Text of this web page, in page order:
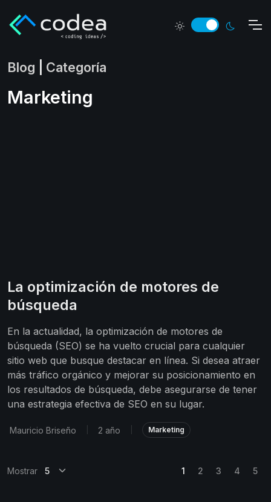
Blog Categoría
Marketing
La optimización de motores de
búsqueda
En la actualidad, la optimización de motores de
búsqueda (SEO) se ha vuelto crucial para cualquier
sitio web que busque destacar en línea. Si desea atraer
más tráfico orgánico y mejorar su posicionamiento en
los resultados de búsqueda, debe asegurarse de tener
una estrategia efectiva de SEO en su lugar.
Mauricio Briseño 2 año Marketing
Mostrar 1 (current)
2 3 4 5